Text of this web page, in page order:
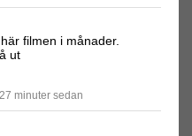
filmen i månader.
ut
27 minuter sedan